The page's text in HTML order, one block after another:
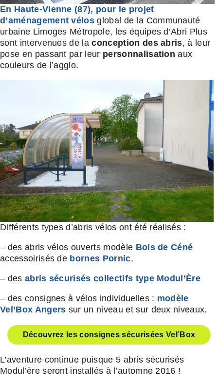
En Haute-Vienne (87), pour le projet
d’aménagement vélos global de la Communauté
urbaine Limoges Métropole, les équipes d’Abri Plus
sont intervenues de laconception des abris, à leur
pose en passant par leur personnalisation aux
couleurs de l’agglo.
Différents types d’abris vélos ont été réalisés :
– des abris vélos ouverts modèle Bois de Céné
accessoirisés de bornes Pornic,
– des abris sécurisés collectifs type Modul’Ère
– des consignes à vélos individuelles : modèle
Vel’Box Angers sur un niveau et sur deux niveaux.
Découvrez les consignes sécurisées Vel’Box
L’aventure continue puisque 5 abris sécurisés
Modul’ère seront installés à l’automne 2016 !